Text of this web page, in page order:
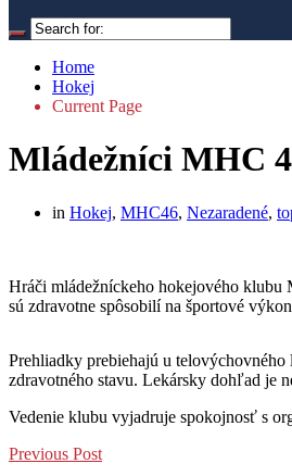
Home
Hokej
Current Page
Mládežníci MHC
in Hokej, MHC46, Nezaradené,
Hráči mládežníckeho hokejového klubu
sú zdravotne spôsobilí na športové
Prehliadky prebiehajú u
zdravotného stavu. Lekársky dohľad je
Vedenie klubu vyjadruje spokojnosť s
Previous Post